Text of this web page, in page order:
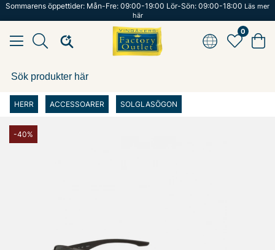
Sommarens öppettider: Mån-Fre: 09:00-19:00 Lör-Sön: 09:00-18:00 Läs mer
här
0
HERR ACCESSOARER SOLGLASÖGON
-40%